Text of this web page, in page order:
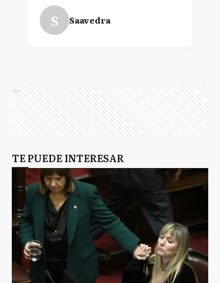
S Saavedra
Ads
TE PUEDE INTERESAR